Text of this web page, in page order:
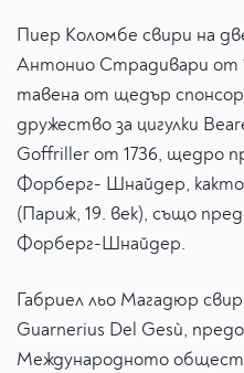
Пиер Коломбе свири на
Антонио Страдивари от
тавена от щедър
дружество за цигулки
Goffriller от 1736, щедро
Форберг- Шнайдер,
(Париж, 19. век), също
Форберг-Шнайдер.
Габриел льо Магадюр
Guarnerius Del Gesù,
Международното